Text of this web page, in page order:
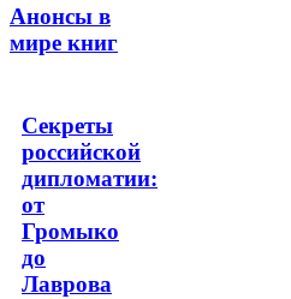
Анонсы в
мире книг
Секреты
российской
дипломатии:
от
Громыко
до
Лаврова